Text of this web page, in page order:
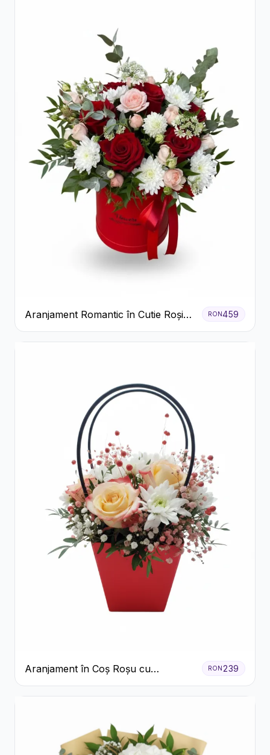
Aranjament Romantic în Cutie Roșie
cu Trandafiri și Crizanteme
RON459
Aranjament în Coș Roșu cu
Trandafiri și Crizanteme Albe
RON239